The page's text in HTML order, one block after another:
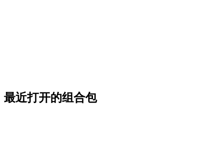
最近打开的组合包